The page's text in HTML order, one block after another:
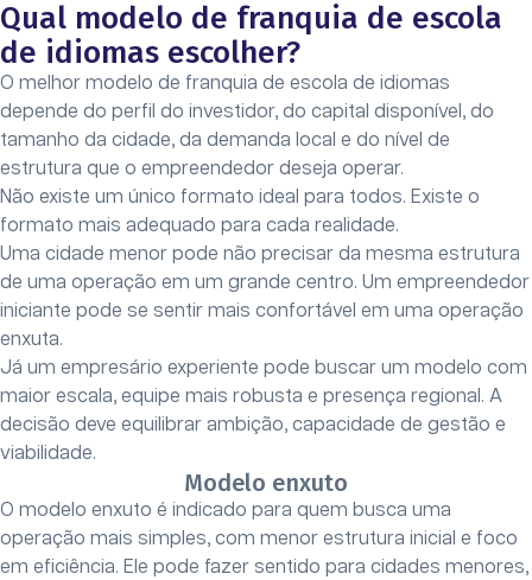
Qual modelo de franquia de escola
de idiomas escolher?
O melhor modelo de franquia de escola de idiomas
depende do perfil do investidor, do capital disponível, do
tamanho da cidade, da demanda local e do nível de
estrutura que o empreendedor deseja operar.
Não existe um único formato ideal para todos. Existe o
formato mais adequado para cada realidade.
Uma cidade menor pode não precisar da mesma estrutura
de uma operação em um grande centro. Um empreendedor
iniciante pode se sentir mais confortável em uma operação
enxuta.
Já um empresário experiente pode buscar um modelo com
maior escala, equipe mais robusta e presença regional. A
decisão deve equilibrar ambição, capacidade de gestão e
viabilidade.
Modelo enxuto
O modelo enxuto é indicado para quem busca uma
operação mais simples, com menor estrutura inicial e foco
em eficiência. Ele pode fazer sentido para cidades menores,